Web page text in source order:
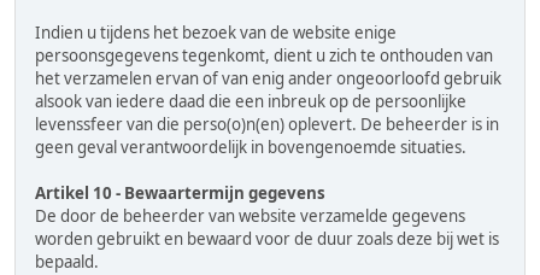
Indien u tijdens het bezoek van de website enige
persoonsgegevens tegenkomt, dient u zich te onthouden van
het verzamelen ervan of van enig ander ongeoorloofd gebruik
alsook van iedere daad die een inbreuk op de persoonlijke
levenssfeer van die perso(o)n(en) oplevert. De beheerder is in
geen geval verantwoordelijk in bovengenoemde situaties.
Artikel 10 - Bewaartermijn gegevens
De door de beheerder van website verzamelde gegevens
worden gebruikt en bewaard voor de duur zoals deze bij wet is
bepaald.